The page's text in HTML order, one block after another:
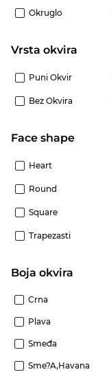
Okruglo
Vrsta okvira
Puni Okvir
Bez Okvira
Face shape
Heart
Round
Square
Trapezasti
boja okvira
Crna
Plava
Smeđa
Sme?a,Havana